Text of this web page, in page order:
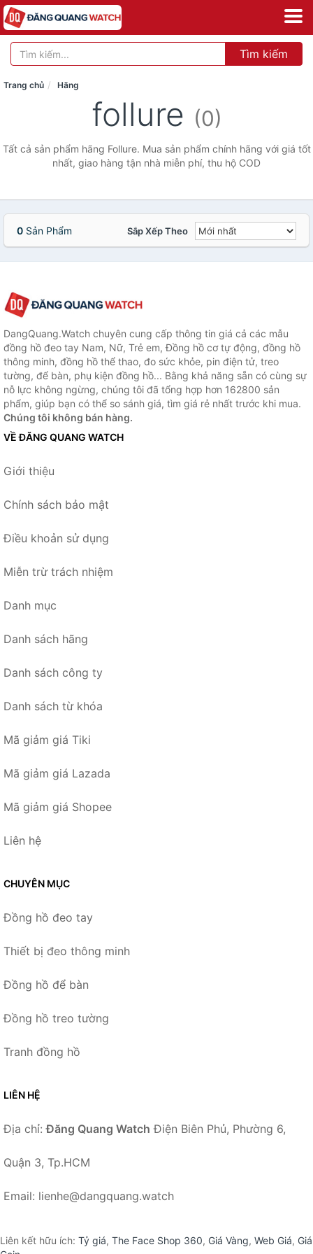
Tìm kiếm
Trang chủ Hãng
follure (0)
Tất cả sản phẩm hãng Follure. Mua sản phẩm chính hãng với giá tốt
nhất, giao hàng tận nhà miễn phí, thu hộ COD
0 Sản Phẩm Sắp Xếp Theo
DangQuang.Watch chuyên cung cấp thông tin giá cả các mẫu
đồng hồ đeo tay Nam, Nữ, Trẻ em, Đồng hồ cơ tự động, đồng hồ
thông minh, đồng hồ thể thao, đo sức khỏe, pin điện tử, treo
tường, để bàn, phụ kiện đồng hồ... Bằng khả năng sẵn có cùng sự
nỗ lực không ngừng, chúng tôi đã tổng hợp hơn 162800 sản
phẩm, giúp bạn có thể so sánh giá, tìm giá rẻ nhất trước khi mua.
Chúng tôi không bán hàng.
VỀ ĐĂNG QUANG WATCH
Giới thiệu
Chính sách bảo mật
Điều khoản sử dụng
Miễn trừ trách nhiệm
Danh mục
Danh sách hãng
Danh sách công ty
Danh sách từ khóa
Mã giảm giá Tiki
Mã giảm giá Lazada
Mã giảm giá Shopee
Liên hệ
CHUYÊN MỤC
Đồng hồ đeo tay
Thiết bị đeo thông minh
Đồng hồ để bàn
Đồng hồ treo tường
Tranh đồng hồ
LIÊN HỆ
Địa chỉ:Đăng Quang Watch Điện Biên Phủ, Phường 6,
Quận 3, Tp.HCM
Email: lienhe@dangquang.watch
Liên kết hữu ích: Tỷ giá, The Face Shop 360, Giá Vàng, Web Giá, Giá